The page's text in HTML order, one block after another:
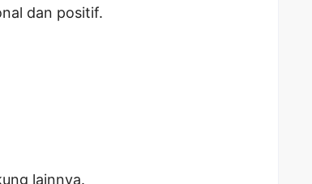
dan positif.
lainnya.